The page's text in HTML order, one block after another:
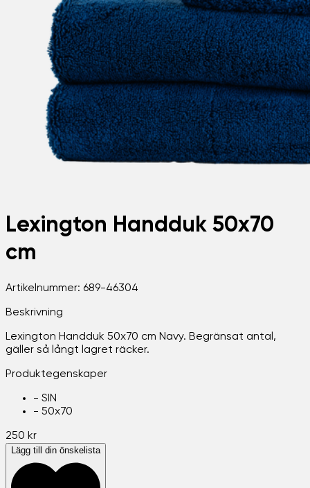
Lexington Handduk 50x70
cm
Artikelnummer: 689-46304
Beskrivning
Lexington Handduk 50x70 cm Navy. Begränsat antal,
gäller så långt lagret räcker.
Produktegenskaper
- SIN
- 50x70
250 kr
Lägg till din önskelista